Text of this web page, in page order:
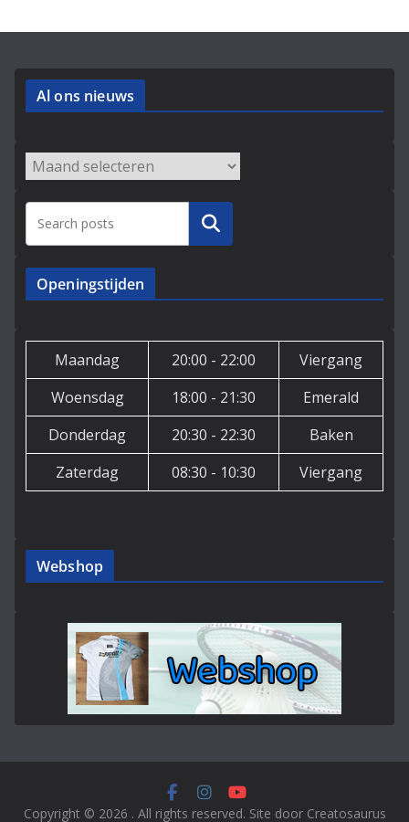
Al ons nieuws
Archieven
Zoeken
Openingstijden
Maandag 20:00 - 22:00
Viergang
Woensdag
18:00 - 21:30
Emerald
Donderdag
20:30 - 22:30
Baken
Zaterdag
08:30 - 10:30 Viergang
Webshop
Copyright © 2026 . All rights reserved. Site door Creatosaurus